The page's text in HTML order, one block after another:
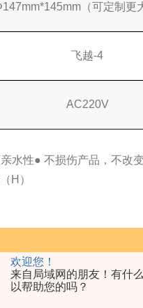
欢迎您！
来自局域网的朋友！有什
以帮助您的吗？
（可定制更
飞越-4
AC220V
水性● 不损伤产品，不改
H）
园区内，占地面积5000